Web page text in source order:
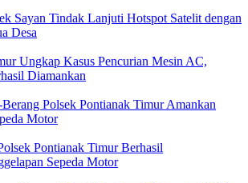
Sayan Tindak Lanjuti Hotspot Satelit dengan
Desa
Ungkap Kasus Pencurian Mesin AC,
Diamankan
Polsek Pontianak Timur Amankan
Motor
Pontianak Timur Berhasil
Sepeda Motor